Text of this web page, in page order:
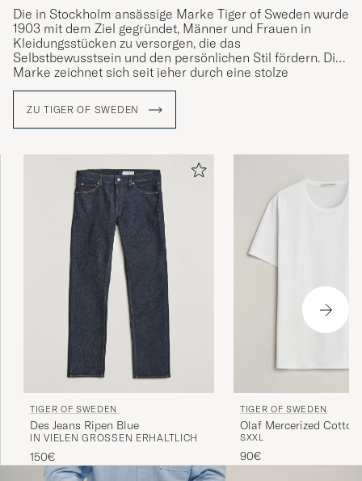
Die in Stockholm ansässige Marke Tiger of Sweden wurde
1903 mit dem Ziel gegründet, Männer und Frauen in
Kleidungsstücken zu versorgen, die das
Selbstbewusstsein und den persönlichen Stil fördern. Die
Marke zeichnet sich seit jeher durch eine stolze
Schneidertradition und sorgfältige Verarbeitung mit Fokus
Marke sind Kultur, Kreativität und handwerkliches
Können sowiedas Streben nach
auch von intellektuellen Werten.
ZU TIGER OF SWEDEN
TIGER OF SWEDEN
Des Jeans Ripen Blue
IN VIELEN GRÖSSEN ERHÄLTLICH
150€
TIGER OF SWEDEN
Olaf Mercerized
Pure White
SXXL
90€